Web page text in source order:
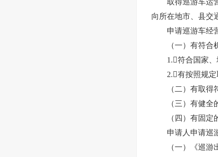
取得巡游车运营
向所在地市、县交
申请巡游车经营
（一）有符合机
1.符合国家、
2.有按照规定
（二）有取得符
（三）有健全的
（四）有固定的
申请人申请巡游
（一）《巡游出